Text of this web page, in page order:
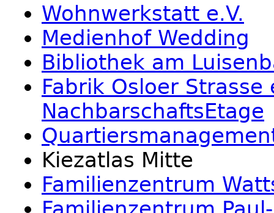
Wohnwerkstatt e.V.
Medienhof Wedding
Bibliothek am
Fabrik Osloer Strasse
NachbarschaftsEtage
Kiezatlas Mitte
Familienzentrum